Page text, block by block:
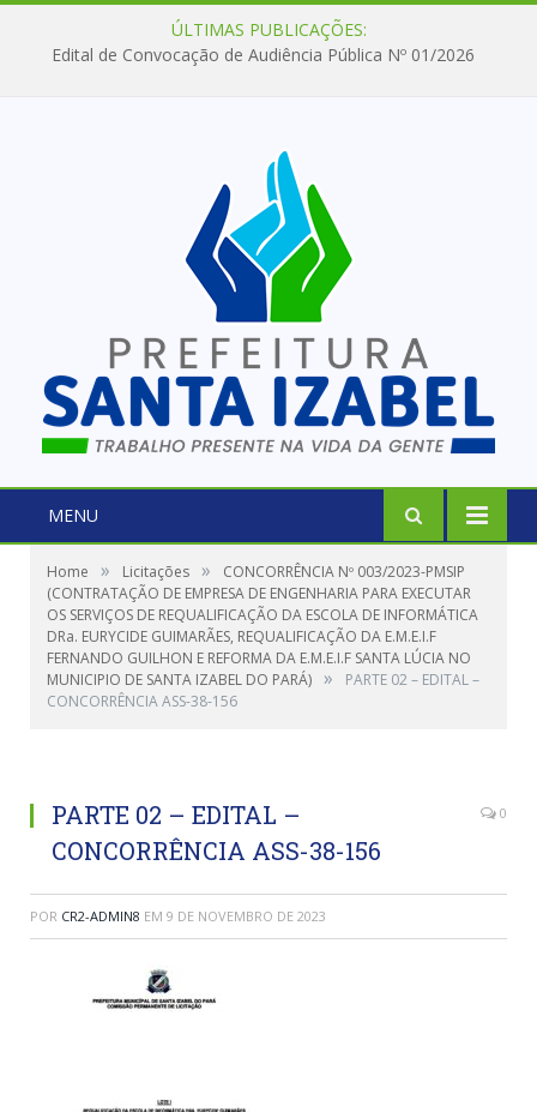
ÚLTIMAS PUBLICAÇÕES:
Edital de Convocação de Audiência Pública Nº 01/2026
MENU
Home » Licitações »
CONCORRÊNCIA Nº 003/2023-PMSIP
(CONTRATAÇÃO DE EMPRESA DE ENGENHARIA PARA EXECUTAR
OS SERVIÇOS DE REQUALIFICAÇÃO DA ESCOLA DE INFORMÁTICA
DRa. EURYCIDE GUIMARÃES, REQUALIFICAÇÃO DA E.M.E.I.F
FERNANDO GUILHON E REFORMA DA E.M.E.I.F SANTA LÚCIA NO
MUNICIPIO DE SANTA IZABEL DO PARÁ) »
PARTE 02 – EDITAL –
CONCORRÊNCIA ASS-38-156
PARTE 02 – EDITAL –
CONCORRÊNCIA ASS-38-156
0
POR CR2-ADMIN8 EM 9 DE NOVEMBRO DE 2023